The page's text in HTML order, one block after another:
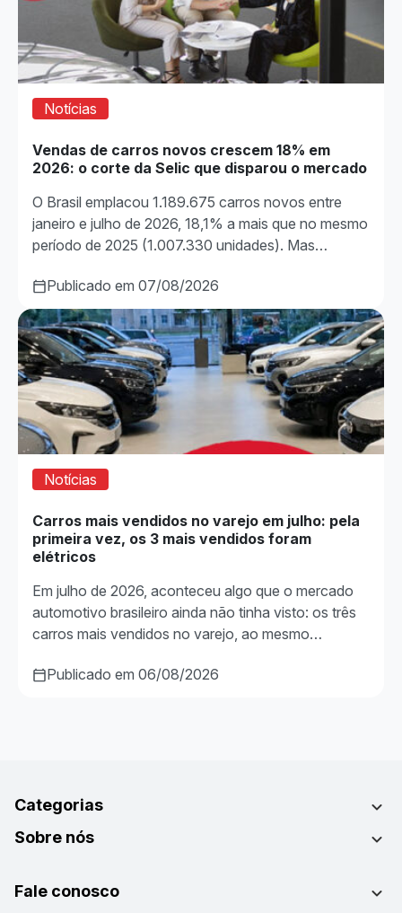
Notícias
Vendas de carros novos crescem 18% em
2026: o corte da Selic que disparou o mercado
O Brasil emplacou 1.189.675 carros novos entre
janeiro e julho de 2026, 18,1% a mais que no mesmo
período de 2025 (1.007.330 unidades). Mas…
Publicado em 07/08/2026
Notícias
Carros mais vendidos no varejo em julho: pela
primeira vez, os 3 mais vendidos foram
elétricos
Em julho de 2026, aconteceu algo que o mercado
automotivo brasileiro ainda não tinha visto: os três
carros mais vendidos no varejo, ao mesmo…
Publicado em 06/08/2026
Categorias
Sobre nós
Fale conosco